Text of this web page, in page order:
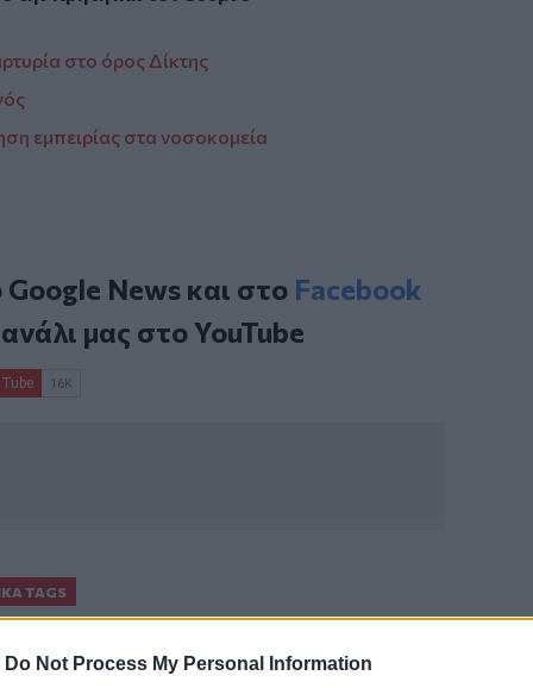
Do Not Process My Personal Information
στο όρος Δίκτης
εμπειρίας στα νοσοκομεία
Google Newsκαι στο Facebook
μας στοYouTube
TAGS
Θάνατος